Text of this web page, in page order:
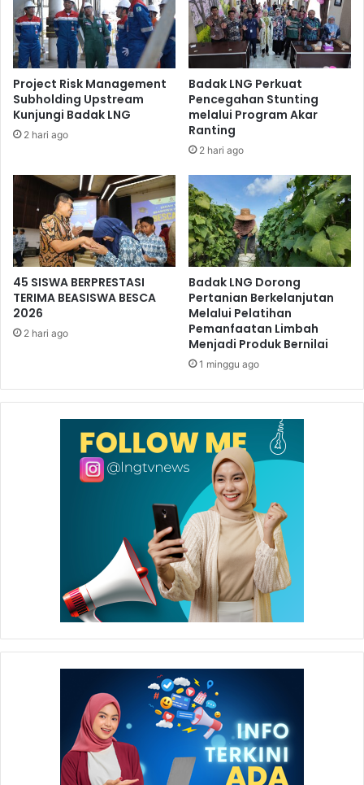
Project Risk Management
Subholding Upstream
Kunjungi Badak LNG
2 hari ago
Badak LNG Perkuat
Pencegahan Stunting
melalui Program Akar
Ranting
2 hari ago
45 SISWA BERPRESTASI
TERIMA BEASISWA BESCA
2026
2 hari ago
Badak LNG Dorong
Pertanian Berkelanjutan
Melalui Pelatihan
Pemanfaatan Limbah
Menjadi Produk Bernilai
1 minggu ago